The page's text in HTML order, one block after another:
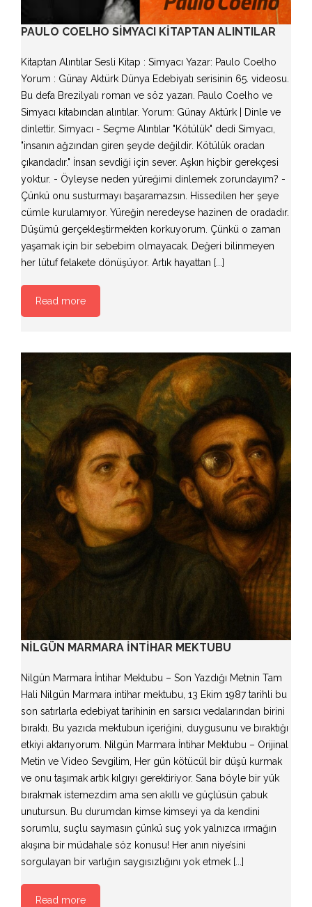
PAULO COELHO SIMYACI KİTAPTAN ALINTILAR
Kitaptan Alıntılar Sesli Kitap : Simyacı Yazar: Paulo Coelho
Yorum : Günay Aktürk Dünya Edebiyatı serisinin 65. videosu.
Bu defa Brezilyalı roman ve söz yazarı. Paulo Coelho ve
Simyacı kitabından alıntılar. Yorum: Günay Aktürk | Dinle ve
dinlettir. Simyacı - Seçme Alıntılar "Kötülük" dedi Simyacı,
"insanın ağzından giren şeyde değildir. Kötülük oradan
çıkandadır." İnsan sevdiği için sever. Aşkın hiçbir gerekçesi
yoktur. - Öyleyse neden yüreğimi dinlemek zorundayım? -
Çünkü onu susturmayı başaramazsın. Hissedilen her şeye
cümle kurulamıyor. Yüreğin neredeyse hazinen de oradadır.
Düşümü gerçekleştirmekten korkuyorum. Çünkü o zaman
yaşamak için bir sebebim olmayacak. Değeri bilinmeyen
her lütuf felakete dönüşüyor. Artık hayattan [...]
Read more
NILGÜN MARMARA İNTIHAR MEKTUBU
Nilgün Marmara İntihar Mektubu – Son Yazdığı Metnin Tam
Hali Nilgün Marmara intihar mektubu, 13 Ekim 1987 tarihli bu
son satırlarla edebiyat tarihinin en sarsıcı vedalarından birini
bıraktı. Bu yazıda mektubun içeriğini, duygusunu ve bıraktığı
etkiyi aktarıyorum. Nilgün Marmara İntihar Mektubu – Orijinal
Metin ve Video Sevgilim, Her gün kötücül bir düşü kurmak
ve onu taşımak artık kılgıyı gerektiriyor. Sana böyle bir yük
bırakmak istemezdim ama sen akıllı ve güçlüsün çabuk
unutursun. Bu durumdan kimse kimseyi ya da kendini
sorumlu, suçlu saymasın çünkü suç yok yalnızca ırmağın
akışına bir müdahale söz konusu! Her anın niye’sini
sorgulayan bir varlığın saygısızlığını yok etmek [...]
Read more